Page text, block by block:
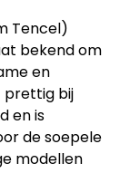
Tencel)
bekend om
en
prettig bij
en is
de soepele
modellen